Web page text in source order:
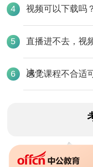
4 视频可以下载吗？
5 直播进不去，视
决？
6 感觉课程不合适